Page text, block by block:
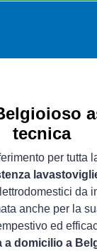
tecnica
per tutta
da
anche per la
ed
a domicilio a